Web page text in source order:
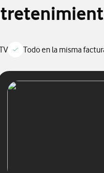
Todo en la misma